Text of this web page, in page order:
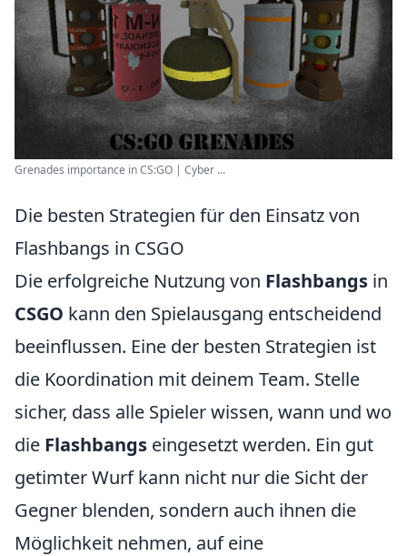
Grenades importance in CS:GO | Cyber ...
Die besten Strategien für den Einsatz von
Flashbangs in CSGO
Die erfolgreiche Nutzung von Flashbangs in
CSGO kann den Spielausgang entscheidend
beeinflussen. Eine der besten Strategien ist
die Koordination mit deinem Team. Stelle
sicher, dass alle Spieler wissen, wann und wo
die Flashbangs eingesetzt werden. Ein gut
getimter Wurf kann nicht nur die Sicht der
Gegner blenden, sondern auch ihnen die
Möglichkeit nehmen, auf eine